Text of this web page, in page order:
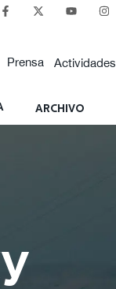
Prensa Actividades
ARCHIVO